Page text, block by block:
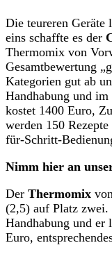
Die teureren
eins schaffte es der
Thermomix von
Gesamtbewertung
Kategorien gut ab
Handhabung und
kostet 1400 Euro,
werden 150
für-Schritt-
Nimm hier an
Der Thermomix
(2,5) auf Platz zwei.
Handhabung und er
Euro,